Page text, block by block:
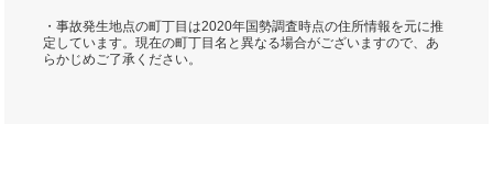
・事故発生地点の町丁目は2020年国勢調査時点の住所情報を元に推
定しています。現在の町丁目名と異なる場合がございますので、あ
らかじめご了承ください。